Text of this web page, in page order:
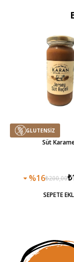
Organik
Üzüm
Süt
₺200,00
%16
GLUTENSİZ
SEPETE